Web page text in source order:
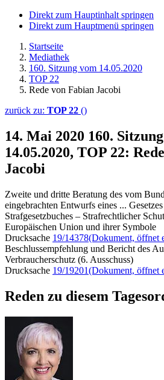
Direkt zum Hauptinhalt springen
Direkt zum Hauptmenü springen
Startseite
Mediathek
160. Sitzung vom 14.05.2020
TOP 22
Rede von Fabian Jacobi
zurück zu: TOP 22 ()
14. Mai 2020 160.
14.05.2020, TOP 22:
Jacobi
Zweite und dritte Beratung des vom
eingebrachten Entwurfs eines ...
Strafgesetzbuches – Strafrechtlicher
Europäischen Union und ihrer Symbole
Drucksache 19/14378(Dokument, öffnet
Beschlussempfehlung und Bericht des
Verbraucherschutz (6. Ausschuss)
Drucksache 19/19201(Dokument, öffnet
Reden zu diesem